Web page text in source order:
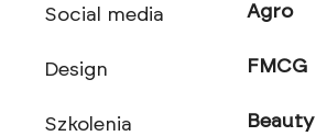
Social media
Design
Szkolenia
Agro
FMCG
Beauty